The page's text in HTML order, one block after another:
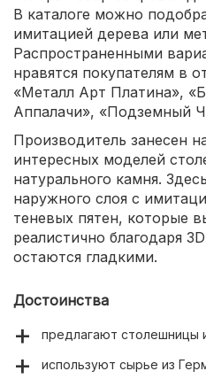
В каталоге можно
имитацией дерева или
Распространенными
нравятся покупателям в
«Металл Арт Платина»,
Аппалачи», «Подземный
Производитель занесен
интересных моделей
натурального камня.
наружного слоя с
теневых пятен, которые
реалистично благодаря
остаются гладкими.
Достоинства
предлагают столешницы
используют сырье из